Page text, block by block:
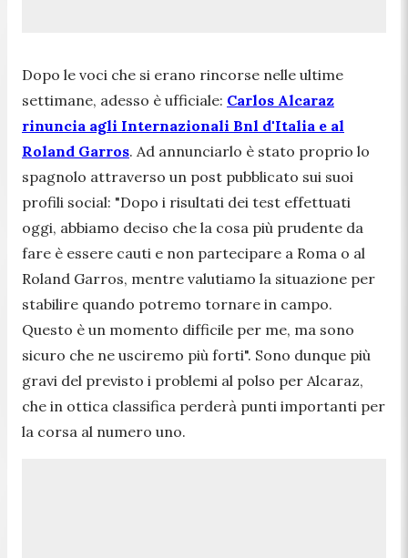
Dopo le voci che si erano rincorse nelle ultime
settimane, adesso è ufficiale: Carlos Alcaraz
rinuncia agli Internazionali Bnl d'Italia e al
Roland Garros. Ad annunciarlo è stato proprio lo
spagnolo attraverso un post pubblicato sui suoi
profili social: "Dopo i risultati dei test effettuati
oggi, abbiamo deciso che la cosa più prudente da
fare è essere cauti e non partecipare a Roma o al
Roland Garros, mentre valutiamo la situazione per
stabilire quando potremo tornare in campo.
Questo è un momento difficile per me, ma sono
sicuro che ne usciremo più forti". Sono dunque più
gravi del previsto i problemi al polso per Alcaraz,
che in ottica classifica perderà punti importanti per
la corsa al numero uno.